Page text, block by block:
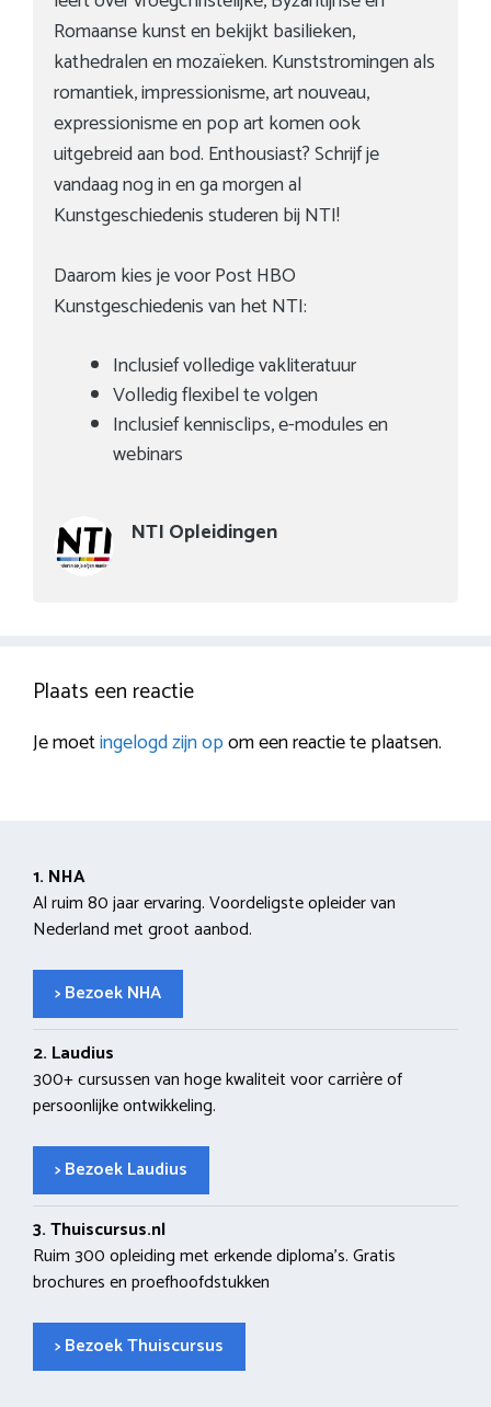
Romaanse kunst en bekijkt basilieken,
kathedralen en mozaïeken. Kunststromingen als
romantiek, impressionisme, art nouveau,
expressionisme en pop art komen ook
uitgebreid aan bod. Enthousiast? Schrijf je
vandaag nog in en ga morgen al
Kunstgeschiedenis studeren bij NTI!
Daarom kies je voor Post HBO
Kunstgeschiedenis van het NTI:
Inclusief volledige vakliteratuur
Volledig flexibel te volgen
Inclusief kennisclips, e-modules en
webinars
NTI Opleidingen
Plaats een reactie
Je moetingelogd zijn opom een reactie te plaatsen.
1. NHA
Al ruim 80 jaar ervaring. Voordeligste opleider van
Nederland met groot aanbod.
> Bezoek NHA
2. Laudius
300+ cursussen van hoge kwaliteit voor carrière of
persoonlijke ontwikkeling.
> Bezoek Laudius
3. Thuiscursus.nl
Ruim 300 opleiding met erkende diploma’s. Gratis
brochures en proefhoofdstukken
> Bezoek Thuiscursus